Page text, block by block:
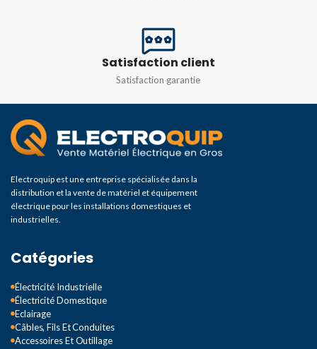
Satisfaction client
Satisfaction garantie
Electroquip est une entreprise spécialisée dans la
distribution et la vente de matériel et équipement
électrique pour les installations domestiques et
industrielles.
Catégories
Électricité Industrielle
Électricité Domestique
Eclairage
Câbles, Fils Et Conduites
Accessoires Et Outillage